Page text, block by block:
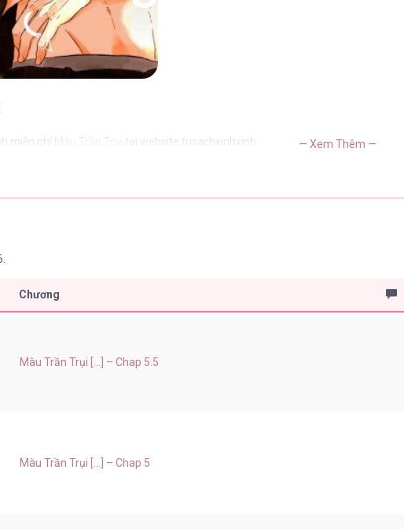
miễn phí Màu Trần Trụi tại website tusachxinhxinh — Xem Thêm —
Chương
Màu Trần Trụi [...] – Chap 5.5
Màu Trần Trụi [...] – Chap 5